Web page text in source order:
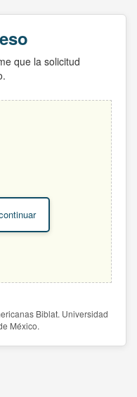
que la solicitud
Biblat. Universidad
México.